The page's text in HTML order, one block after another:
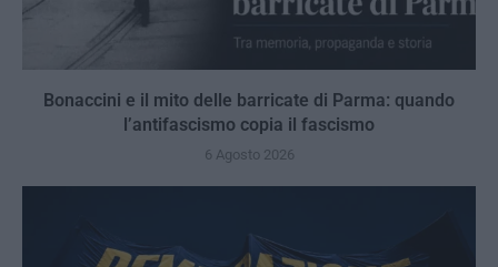
Bonaccini e il mito delle barricate di Parma: quando
l’antifascismo copia il fascismo
6 Agosto 2026